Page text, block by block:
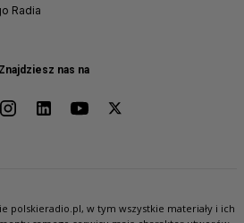
Znajdziesz nas na
Radia
polskieradio.pl, w tym wszystkie materiały i ich